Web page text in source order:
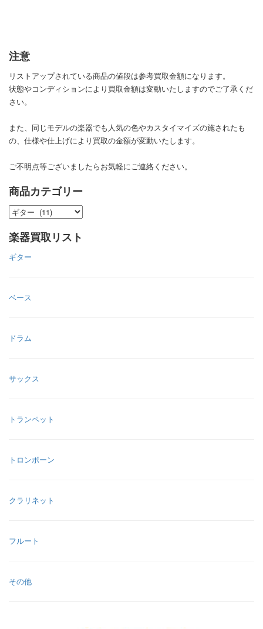
注意
リストアップされている商品の値段は参考買取金額になります。
状態やコンディションにより買取金額は変動いたしますのでご了承くだ
さい。
また、同じモデルの楽器でも人気の色やカスタイマイズの施されたも
の、仕様や仕上げにより買取の金額が変動いたします。
ご不明点等ございましたらお気軽にご連絡ください。
商品カテゴリー
楽器買取リスト
ギター
ベース
ドラム
サックス
トランペット
トロンボーン
クラリネット
フルート
その他